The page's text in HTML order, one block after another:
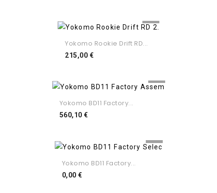
Yokomo Rookie Drift RD...
215,00 €Preço
Yokomo BD11 Factory...
560,10 €Preço
Yokomo BD11 Factory...
0,00 €Preço